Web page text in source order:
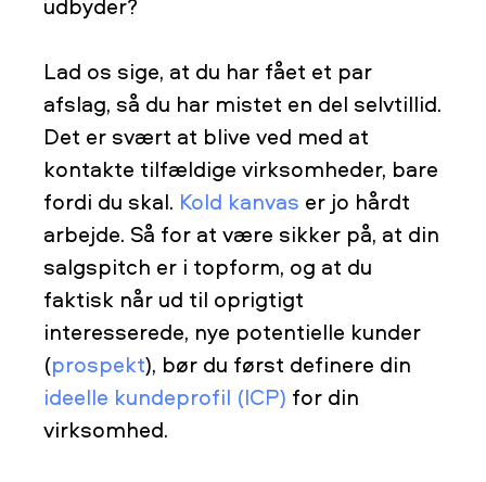
udbyder?
Lad os sige, at du har fået et par
afslag, så du har mistet en del selvtillid.
Det er svært at blive ved med at
kontakte tilfældige virksomheder, bare
fordi du skal. Kold kanvas er jo hårdt
arbejde. Så for at være sikker på, at din
salgspitch er i topform, og at du
faktisk når ud til oprigtigt
interesserede, nye potentielle kunder
(prospekt), bør du først definere din
ideelle kundeprofil (ICP) for din
virksomhed.